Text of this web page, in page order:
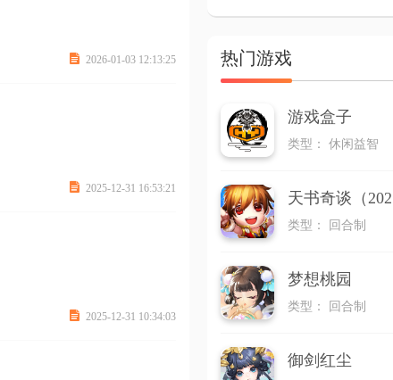
 2026-01-03 12:13:25
 2025-12-31 16:53:21
 2025-12-31 10:34:03
热门游戏
游戏盒子
类型： 休闲益智
类型： 回合制
梦想桃园
类型： 回合制
御剑红尘